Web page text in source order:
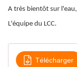
A très bientôt sur l'eau,
L'équipe du LCC.
Télécharger